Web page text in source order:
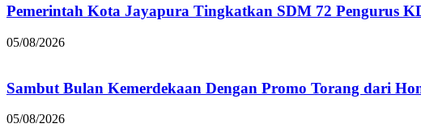
Pemerintah Kota Jayapura Tingkatkan SDM 72 Pengurus
05/08/2026
Sambut Bulan Kemerdekaan Dengan Promo Torang dari
05/08/2026